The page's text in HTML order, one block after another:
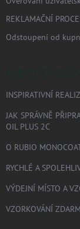
REKLAMAČNÍ
Odstoupení od
INSPIRATIVNÍ
JAK SPRÁVNĚ
OIL PLUS 2C
O RUBIO
RYCHLÉ A
VÝDEJNÍ MÍSTO A
VZORKOVÁNÍ